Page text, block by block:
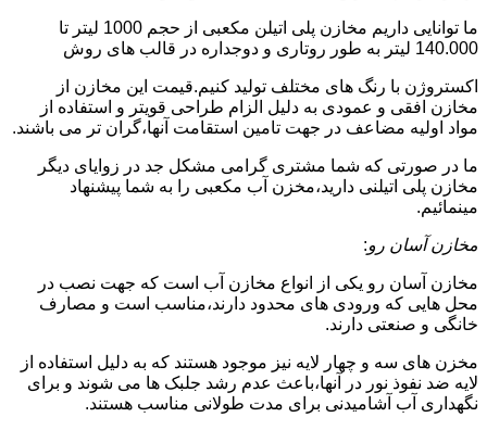
ما توانایی داریم مخازن پلی اتیلن مکعبی از حجم 1000 لیتر تا
140.000 لیتر به طور روتاری و دوجداره در قالب های روش
اکستروژن با رنگ های مختلف تولید کنیم.قیمت این مخازن از
مخازن افقی و عمودی به دلیل الزام طراحی قویتر و استفاده از
مواد اولیه مضاعف در جهت تامین استقامت آنها،گران تر می باشند.
ما در صورتی که شما مشتری گرامی مشکل جد در زوایای دیگر
مخازن پلی اتیلنی دارید،مخزن آب مکعبی را به شما پیشنهاد
مینمائیم.
مخازن آسان رو:
مخازن آسان رو یکی از انواع مخازن آب است که جهت نصب در
محل هایی که ورودی های محدود دارند،مناسب است و مصارف
خانگی و صنعتی دارند.
مخزن های سه و چهار لایه نیز موجود هستند که به دلیل استفاده از
لایه ضد نفوذ نور در آنها،باعث عدم رشد جلبک ها می شوند و برای
نگهداری آب آشامیدنی برای مدت طولانی مناسب هستند.